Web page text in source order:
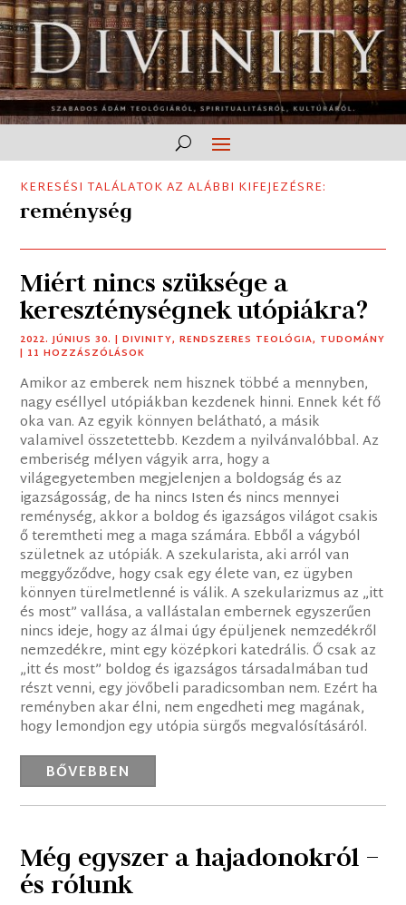
KERESÉSI TALÁLATOK AZ ALÁBBI KIFEJEZÉSRE:
reménység
Miért nincs szüksége a
kereszténységnek utópiákra?
2022. JÚNIUS 30. |DIVINITY,RENDSZERES TEOLÓGIA, TUDOMÁNY
| 11 HOZZÁSZÓLÁSOK
Amikor az emberek nem hisznek többé a mennyben,
nagy eséllyel utópiákban kezdenek hinni. Ennek két fő
oka van. Az egyik könnyen belátható, a másik
valamivel összetettebb. Kezdem a nyilvánvalóbbal. Az
emberiség mélyen vágyik arra, hogy a
világegyetemben megjelenjen a boldogság és az
igazságosság, de ha nincs Isten és nincs mennyei
reménység, akkor a boldog és igazságos világot csakis
ő teremtheti meg a maga számára. Ebből a vágyból
születnek az utópiák. A szekularista, aki arról van
meggyőződve, hogy csak egy élete van, ez ügyben
könnyen türelmetlenné is válik. A szekularizmus az „itt
és most” vallása, a vallástalan embernek egyszerűen
nincs ideje, hogy az álmai úgy épüljenek nemzedékről
nemzedékre, mint egy középkori katedrális. Ő csak az
„itt és most” boldog és igazságos társadalmában tud
részt venni, egy jövőbeli paradicsomban nem. Ezért ha
reményben akar élni, nem engedheti meg magának,
hogy lemondjon egy utópia sürgős megvalósításáról.
BŐVEBBEN
Még egyszer a hajadonokról –
és rólunk